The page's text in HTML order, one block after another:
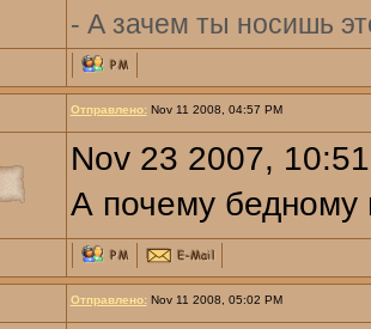
- А зачем ты носишь
Отправлено:Nov 11 2008, 04:57 PM
Nov 23 2007,
А почему бедному
Отправлено:Nov 11 2008, 05:02 PM